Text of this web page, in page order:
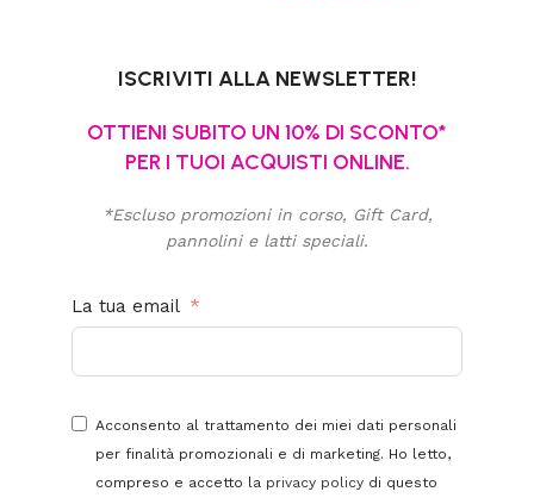
ISCRIVITI ALLA NEWSLETTER!
OTTIENI SUBITO UN 10% DI SCONTO*
PER I TUOI ACQUISTI ONLINE.
*Escluso promozioni in corso, Gift Card,
pannolini e latti speciali.
La tua email
Acconsento al trattamento dei miei dati personali
per finalità promozionali e di marketing. Ho letto,
compreso e accetto la privacy policy di questo